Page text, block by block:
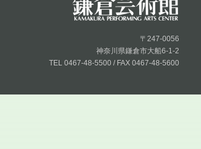
〒247-0056
神奈川県鎌倉市大船6-1-2
TEL 0467-48-5500 / FAX 0467-48-5600